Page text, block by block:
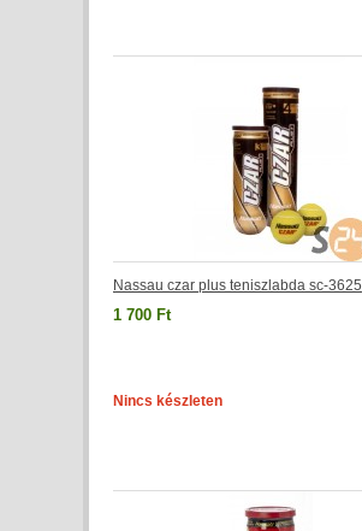
Nassau czar plus teniszlabda sc-3625
1 700 Ft
Nincs készleten